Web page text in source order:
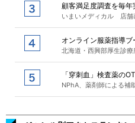
顧客満足度調査を毎年
いまいメディカル 店舗
オンライン服薬指導
北海道・西興部厚生診療
「穿刺血」検査薬の
NPhA、薬剤師による補